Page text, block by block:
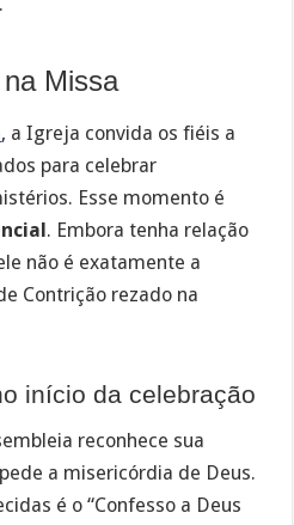
Missa
, a Igreja convida os fiéis a
para celebrar
Esse momento é
. Embora tenha relação
não é exatamente a
Contrição rezado na
início da celebração
reconhece sua
a misericórdia de Deus.
é o “Confesso a Deus